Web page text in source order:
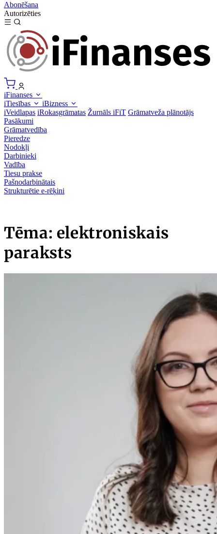
Abonēšana
Autorizēties
iFinanses
iTiesības
iBizness
iVeidlapas iRokasgrāmatas Žurnāls iFiT Grāmatveža plānotājs
Pasākumi
Grāmatvedība
Pieredze
Nodokļi
Darbinieki
Vadība
Tiesu prakse
Pašnodarbinātais
Strukturētie e-rēķini
Tēma: elektroniskais
paraksts